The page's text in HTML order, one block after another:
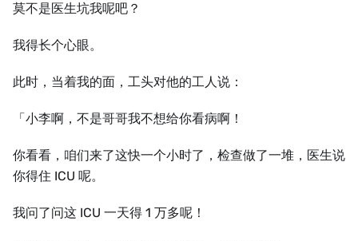
莫不是医生坑我呢吧？
我得长个心眼。
此时，当着我的面，工头对他的工人说：
「小李啊，不是哥哥我不想给你看病啊！
你看看，咱们来了这快一个小时了，检查做了一堆，医生说
你得住 ICU 呢。
我问了问这 ICU 一天得 1 万多呢！